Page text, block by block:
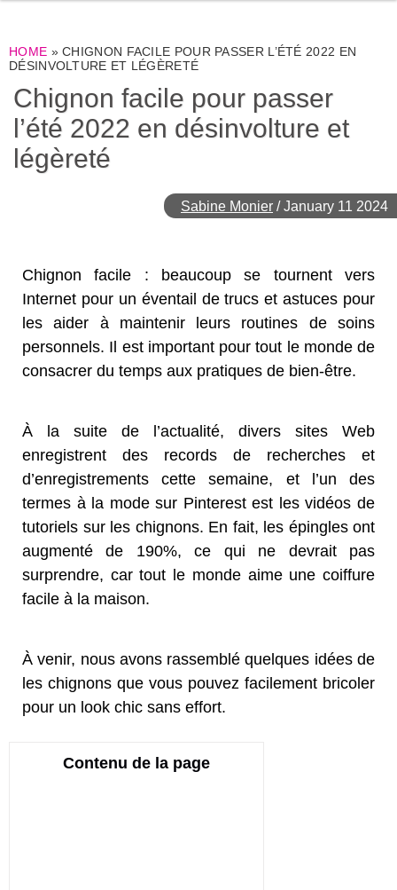
HOME »CHIGNON FACILE POUR PASSER L’ÉTÉ 2022 EN
DÉSINVOLTURE ET LÉGÈRETÉ
Chignon facile pour passer
l’été 2022 en désinvolture et
légèreté
Sabine Monier /January 11 2024
Chignon facile : beaucoup se tournent vers
Internet pour un éventail de trucs et astuces pour
les aider à maintenir leurs routines de soins
personnels. Il est important pour tout le monde de
consacrer du temps aux pratiques de bien-être.
À la suite de l’actualité, divers sites Web
enregistrent des records de recherches et
d’enregistrements cette semaine, et l’un des
termes à la mode sur Pinterest est les vidéos de
tutoriels sur les chignons. En fait, les épingles ont
augmenté de 190%, ce qui ne devrait pas
surprendre, car tout le monde aime une coiffure
facile à la maison.
À venir, nous avons rassemblé quelques idées de
les chignons que vous pouvez facilement bricoler
pour un look chic sans effort.
Contenu de la page